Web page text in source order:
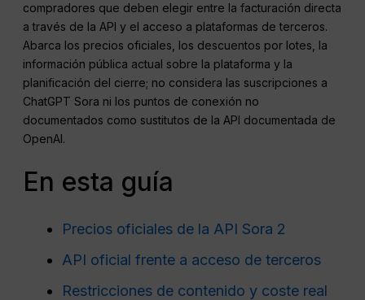
compradores que deben elegir entre la facturación directa
a través de la API y el acceso a plataformas de terceros.
Abarca los precios oficiales, los descuentos por lotes, la
información pública actual sobre la plataforma y la
planificación del cierre; no considera las suscripciones a
ChatGPT Sora ni los puntos de conexión no
documentados como sustitutos de la API documentada de
OpenAI.
En esta guía
Precios oficiales de la API Sora 2
API oficial frente a acceso de terceros
Restricciones de contenido y coste real